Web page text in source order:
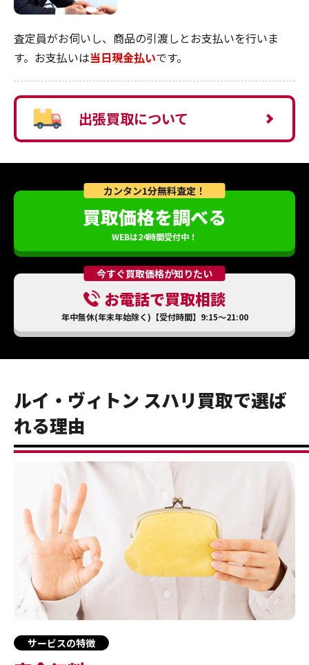
査定員がお伺いし、商品の引渡しとお支払いを行いま
す。お支払いは当日現金払いです。
出張買取について
カンタン1分無料査定！
買取価格を調べる
WEBは24時間受付中！
今すぐ買取価格が知りたい
お電話で買取相談
年中無休(年末年始除く)【受付時間】9:15～21:00
ルイ・ヴィトン スハリ買取で選ば
れる理由
サービスの特徴